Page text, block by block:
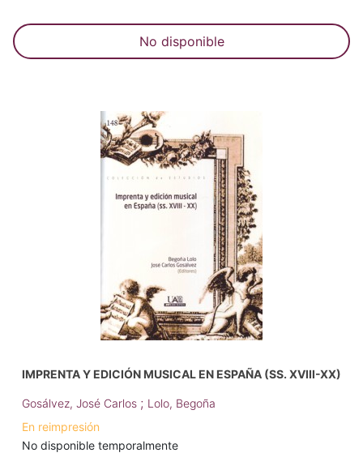
No disponible
IMPRENTA Y EDICIÓN MUSICAL EN ESPAÑA (SS. XVIII-XX)
Gosálvez, José Carlos ; Lolo, Begoña
En reimpresión
No disponible temporalmente